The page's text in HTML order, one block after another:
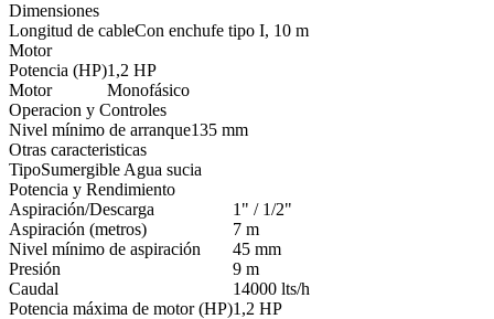
Dimensiones
Longitud de cableCon enchufe tipo I, 10 m
Motor
Potencia (HP)1,2 HP
Motor
Monofásico
Operacion y Controles
Nivel mínimo de arranque135 mm
Otras caracteristicas
TipoSumergible Agua sucia
Potencia y Rendimiento
Aspiración/Descarga
1" / 1/2"
Aspiración (metros)
7 m
Nivel mínimo de aspiración
45 mm
Presión
9 m
Caudal
14000 lts/h
Potencia máxima de motor (HP)1,2 HP